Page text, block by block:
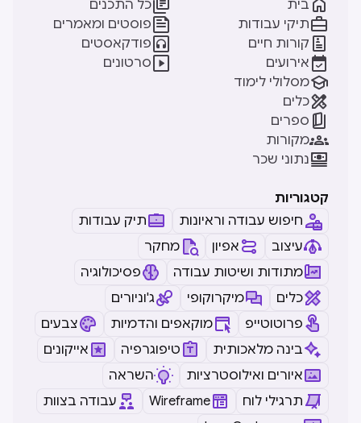
בית 
תיקי עבודות
קורות חיים 
אירועים 
מסלולי לימוד
כלים
ספרים 
מקורות
נתוני שכר
כל התכנים
פוסטים ומאמרים
פודקאסטים
סרטונים
קטגוריות
חיפוש עבודה וראיונות
תיק עבודות
עיצוב
אפיון
מחקר
מתודות ושיטות עבודה
פסיכולוגיה
כלים
מיקרוקופי
ג'וניורים
פרוטוטייפ
מוקאפים והדמיות
צבעים
בינה מלאכותית
טיפוגרפיה
אייקונים
איורים ואילוסטרציות
השראה
תרגילי לוח
Wireframe
עבודה בצוות